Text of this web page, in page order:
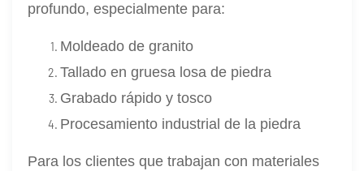
profundo, especialmente para:
Moldeado de granito
Tallado en gruesa losa de piedra
Grabado rápido y tosco
Procesamiento industrial de la piedra
Para los clientes que trabajan con materiales